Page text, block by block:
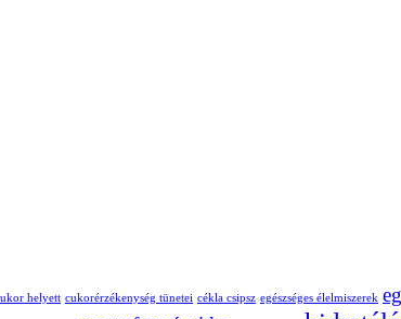
helyett cukorérzékenység tünetei cékla csipsz egészséges élelmiszerek